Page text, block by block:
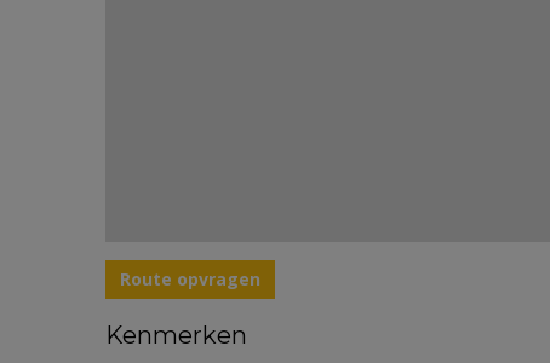
Route opvragen
Kenmerken